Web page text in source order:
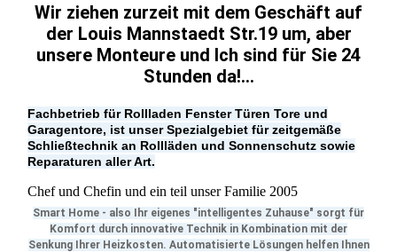
Wir ziehen zurzeit mit dem Geschäft auf
der Louis Mannstaedt Str.19 um, aber
unsere Monteure und Ich sind für Sie 24
Stunden da!...
Fachbetrieb für Rollladen Fenster Türen Tore und
Garagentore, ist unser Spezialgebiet für zeitgemäße
Schließtechnik an Rollläden und Sonnenschutz sowie
Reparaturen aller Art.
Chef und Chefin und ein teil unser Familie 2005
Smart Home - also Ihr eigenes "intelligentes Zuhause" sorgt für
Komfort durch innovative Technik in Kombination mit der
Senkung Ihrer Heizkosten. Automatisierte Lösungen helfen Ihnen